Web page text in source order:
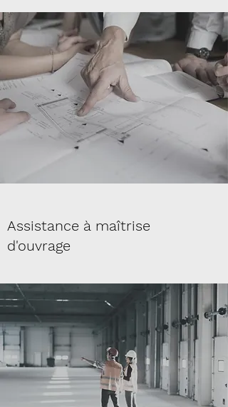
Assistance à maîtrise
d'ouvrage